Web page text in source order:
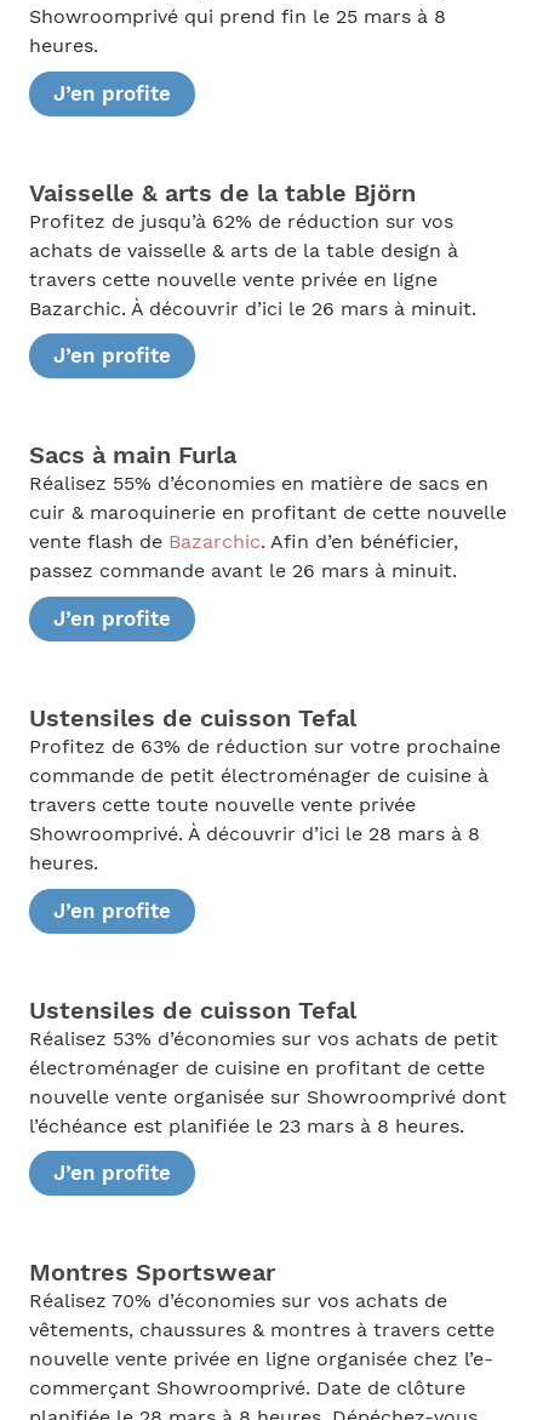
Showroomprivé qui prend fin le 25 mars à 8
heures.
J’en profite
Vaisselle & arts de la table Björn
Profitez de jusqu’à 62% de réduction sur vos
achats de vaisselle & arts de la table design à
travers cette nouvelle vente privée en ligne
Bazarchic. À découvrir d’ici le 26 mars à minuit.
J’en profite
Sacs à main Furla
Réalisez 55% d’économies en matière de sacs en
cuir & maroquinerie en profitant de cette nouvelle
vente flash de Bazarchic. Afin d’en bénéficier,
passez commande avant le 26 mars à minuit.
J’en profite
Ustensiles de cuisson Tefal
Profitez de 63% de réduction sur votre prochaine
commande de petit électroménager de cuisine à
travers cette toute nouvelle vente privée
Showroomprivé. À découvrir d’ici le 28 mars à 8
heures.
J’en profite
Ustensiles de cuisson Tefal
Réalisez 53% d’économies sur vos achats de petit
électroménager de cuisine en profitant de cette
nouvelle vente organisée sur Showroomprivé dont
l’échéance est planifiée le 23 mars à 8 heures.
J’en profite
Montres Sportswear
Réalisez 70% d’économies sur vos achats de
vêtements, chaussures & montres à travers cette
nouvelle vente privée en ligne organisée chez l’e-
commerçant Showroomprivé. Date de clôture